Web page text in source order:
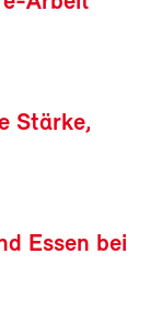
Stärke,
Essen bei